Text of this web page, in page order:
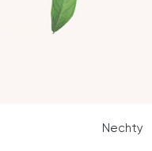
Nechty